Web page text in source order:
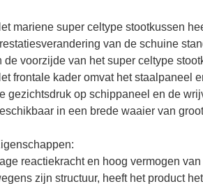
mariene super celtype stootkussen
van de schuine
de voorzijde van het super celtype
frontale kader omvat het staalpaneel
gezichtsdruk op schippaneel en de
in een brede waaier van
reactiekracht en hoog vermogen
zijn structuur, heeft het product